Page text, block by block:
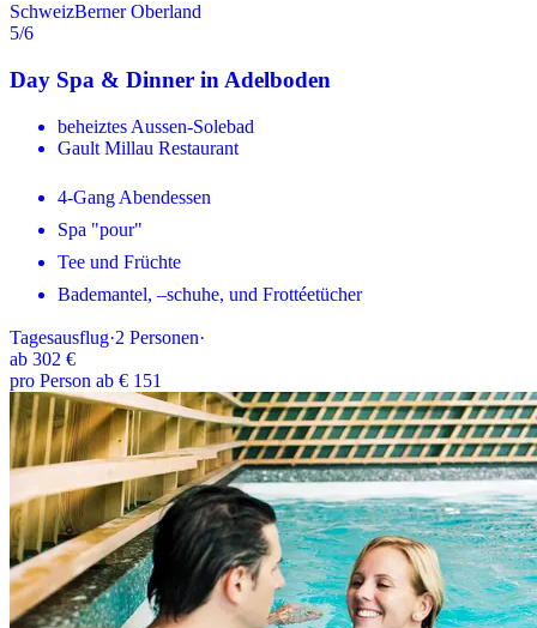
SchweizBerner Oberland
5/6
Day Spa & Dinner in Adelboden
beheiztes Aussen-Solebad
Gault Millau Restaurant
4-Gang Abendessen
Spa "pour"
Tee und Früchte
Bademantel, –schuhe, und Frottéetücher
Tagesausflug·2 Personen·
ab 302 €
pro Person ab € 151